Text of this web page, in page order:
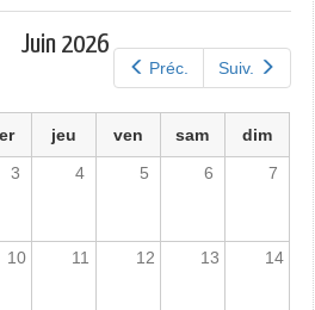
Préc. Suiv.
Juin 2026
jeu ven sam
dim
3 4 5 6 7
10 11 12 13 14